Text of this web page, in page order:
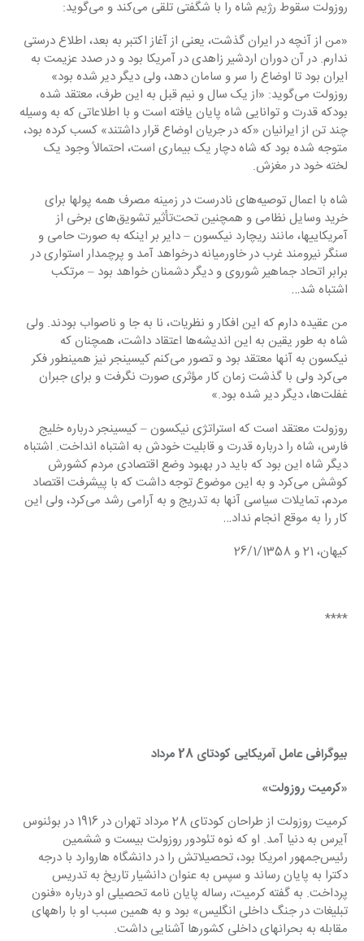
روزولت سقوط رژیم شاه را با شگفتی تلقی می‌کند و می‌گوید:‏
‏«من از آنچه در ایران گذشت، یعنی از آغاز اکتبر به بعد، اطلاع درستی
ندارم. در آن دوران اردشیر زاهدی ‏در آمریکا بود و در صدد عزیمت به
ایران بود تا اوضاع را سر و سامان دهد، ولی دیگر دیر شده بود»
‏روزولت می‌گوید: «از یک سال و نیم قبل به این طرف، معتقد شده
بودکه قدرت و توانایی شاه پایان یافته ‏است و با اطلاعاتی که به وسیله
چند تن از ایرانیان «که در جریان اوضاع قرار داشتند» کسب کرده بود،
‏متوجه شده بود که شاه دچار یک بیماری است، احتمالاً وجود یک
لخته خود در مغزش.‏
شاه با اعمال توصیه‌های نادرست در زمینه مصرف همه پولها برای
خرید وسایل نظامی و همچنین ‏تحت‌تأثیر تشویق‌های برخی از
آمریکاییها، مانند ریچارد نیکسون – دایر بر اینکه به صورت حامی و
سنگر ‏نیرومند غرب در خاورمیانه درخواهد آمد و پرچمدار استواری در
برابر اتحاد جماهیر شوروی و دیگر ‏دشمنان خواهد بود – مرتکب
اشتباه شد…‏
من عقیده دارم که این افکار و نظریات، نا به جا و ناصواب بودند. ولی
شاه به طور یقین به این اندیشه‌ها ‏اعتقاد داشت، همچنان که
نیکسون به آنها معتقد بود و تصور می‌کنم کیسینجر نیز همینطور فکر
می‌کرد ولی ‏با گذشت زمان کار مؤثری صورت نگرفت و برای جبران
غفلت‌ها، دیگر دیر شده بود.»‏
روزولت معتقد است که استراتژی نیکسون – کیسینجر درباره خلیج
فارس، شاه را درباره قدرت و قابلیت ‏خودش به اشتباه انداخت. اشتباه
دیگر شاه این بود که باید در بهبود وضع اقتصادی مردم کشورش
کوشش ‏می‌کرد و به این موضوع توجه داشت که با پیشرفت اقتصاد
مردم، تمایلات سیاسی آنها به تدریج و به ‏آرامی رشد می‌کرد، ولی این
کار را به موقع انجام نداد…‏
کیهان، 21 و 26/1/1358‏
****
بیوگرافی عامل آمریکایی کودتای 28 مرداد
«کرمیت روزولت»
کرمیت روزولت از طراحان کودتای 28 مرداد تهران در 1916 در بوئنوس
آیرس به دنیا آمد. او که نوه تئودور روزولت بیست و ششمین
رئیس‌جمهور امریکا بود، تحصیلاتش را در دانشگاه‌ هاروارد با درجه
دکترا به پایان رساند و سپس به عنوان دانشیار تاریخ به تدریس
پرداخت. به گفته کرمیت، رساله پایان نامه تحصیلی او درباره «فنون
تبلیغات در جنگ داخلی انگلیس» بود و به همین سبب او با راههای
مقابله به بحرانهای داخلی کشورها آشنایی داشت.